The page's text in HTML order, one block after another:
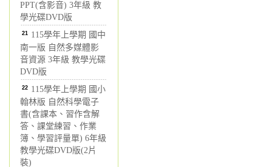
PPT(含影音) 3年級 教
學光碟DVD版
21 115學年上學期 國中
南一版 自然多媒體影
音資源 3年級 教學光碟
DVD版
22 115學年上學期 國小
翰林版 自然科學電子
書(含課本、習作含解
答、課堂練習、作業
簿、學習評量單) 6年級
教學光碟DVD版(2片
裝)